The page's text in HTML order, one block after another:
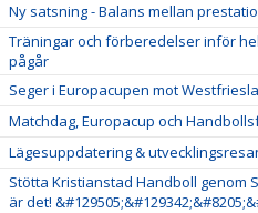
Ny satsning - Balans mellan
Träningar och förberedelser inför
pågår
Seger i Europacupen mot
Matchdag, Europacup och
Lägesuppdatering &
Stötta Kristianstad Handboll genom
är det!